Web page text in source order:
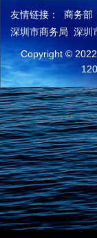
友情链接： 商务部
深圳市商务局 深圳
Copyright ©